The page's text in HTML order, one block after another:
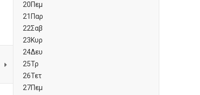
20Πεμ
21 Παρ
22Σαβ
23Κυρ
24Δευ
25Τρ
26Τετ
27Πεμ